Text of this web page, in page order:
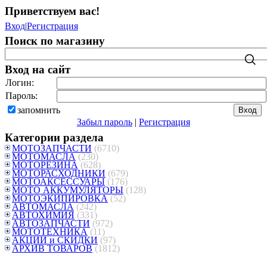
Приветствуем вас!
Вход|Регистрация
Поиск по магазину
Вход на сайт
Логин:
Пароль:
запомнить
Забыл пароль | Регистрация
Категории раздела
МОТОЗАПЧАСТИ (6710)
МОТОМАСЛА (230)
МОТОРЕЗИНА (628)
МОТОРАСХОДНИКИ (679)
МОТОАКСЕССУАРЫ (176)
МОТО АККУМУЛЯТОРЫ (128)
МОТОЭКИПИРОВКА (52)
АВТОМАСЛА (242)
АВТОХИМИЯ (331)
АВТОЗАПЧАСТИ (972)
МОТОТЕХНИКА (11)
АКЦИИ и СКИДКИ (97)
АРХИВ ТОВАРОВ (1812)